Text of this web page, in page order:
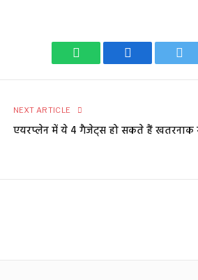
WhatsApp Facebook
NEXT ARTICLE
एयरप्लेन में ये 4 गैजेट्स हो सकते हैं खतरनाक